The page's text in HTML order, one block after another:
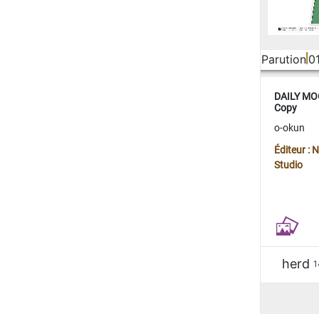
Parution
DAILY
Copy
o-okun
Éditeur :
Studio
herd